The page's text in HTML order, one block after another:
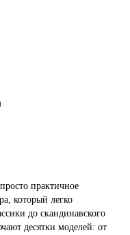
практичное
который легко
до скандинавского
десятки моделей: от